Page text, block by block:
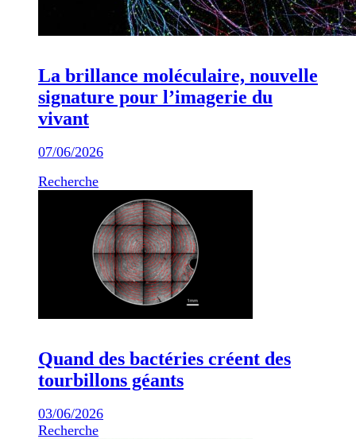
La brillance moléculaire, nouvelle
signature pour l’imagerie du
vivant
07/06/2026
Recherche
Quand des bactéries créent des
tourbillons géants
03/06/2026
Recherche